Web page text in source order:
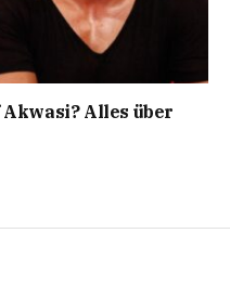
Alles über